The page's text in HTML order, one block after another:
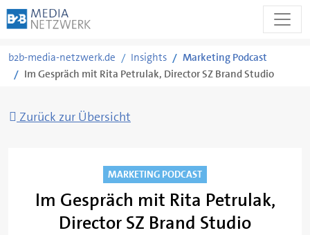
Inhalt
springen
b2b-media-netzwerk.de Insights
Marketing Podcast
Im Gespräch mit Rita Petrulak, Director SZ Brand Studio
Zurück zur Übersicht
MARKETING PODCAST
Im Gespräch mit Rita Petrulak,
Director SZ Brand Studio